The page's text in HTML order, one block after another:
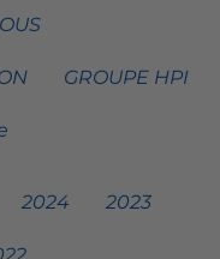
GROUPE HPI
2024 2023